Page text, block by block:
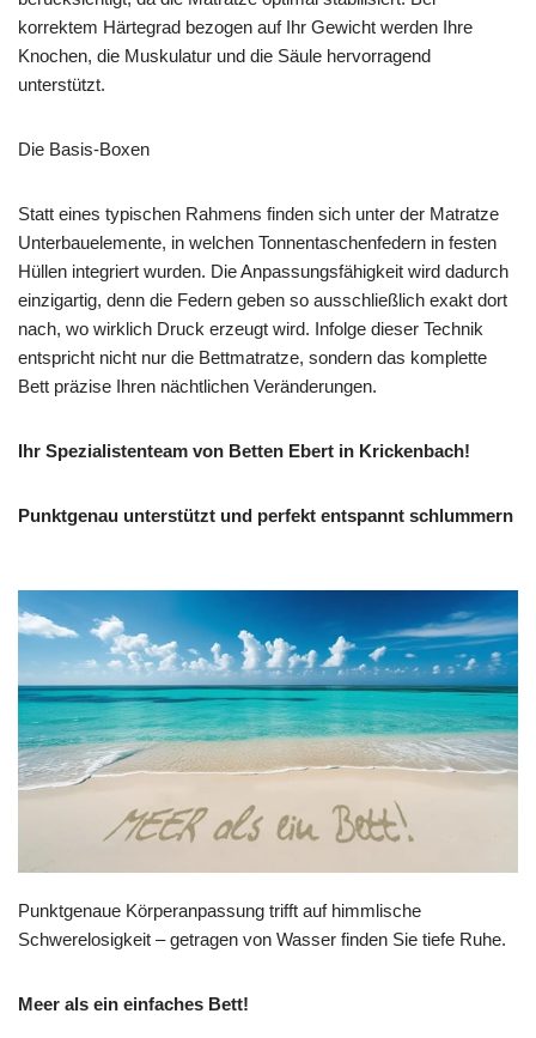
korrektem Härtegrad bezogen auf Ihr Gewicht werden Ihre
Knochen, die Muskulatur und die Säule hervorragend
unterstützt.
Die Basis-Boxen
Statt eines typischen Rahmens finden sich unter der Matratze
Unterbauelemente, in welchen Tonnentaschenfedern in festen
Hüllen integriert wurden. Die Anpassungsfähigkeit wird dadurch
einzigartig, denn die Federn geben so ausschließlich exakt dort
nach, wo wirklich Druck erzeugt wird. Infolge dieser Technik
entspricht nicht nur die Bettmatratze, sondern das komplette
Bett präzise Ihren nächtlichen Veränderungen.
Ihr Spezialistenteam von Betten Ebert in Krickenbach!
Punktgenau unterstützt und perfekt entspannt schlummern
Punktgenaue Körperanpassung trifft auf himmlische
Schwerelosigkeit – getragen von Wasser finden Sie tiefe Ruhe.
Meer als ein einfaches Bett!